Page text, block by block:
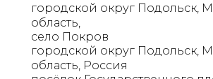
городской округ Подольск,
область,
село Покров
городской округ Подольск,
область, Россия